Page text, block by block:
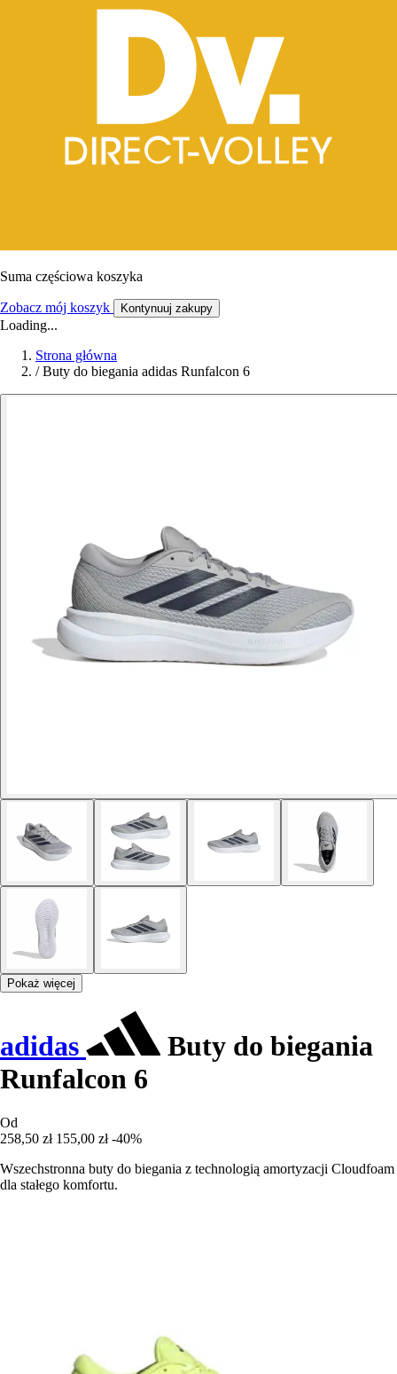
Suma częściowa koszyka
Zobacz mój koszyk Kontynuuj zakupy
Loading...
Strona główna
/ Buty do biegania adidas Runfalcon 6
Pokaż więcej
adidas
Buty do biegania
Runfalcon 6
Od
258,50 zł 155,00 zł -40%
Wszechstronna buty do biegania z technologią amortyzacji Cloudfoam
dla stałego komfortu.